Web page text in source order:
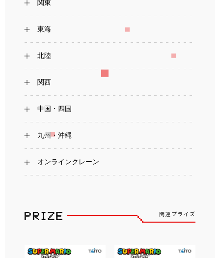
関東
東海
北陸
関西
中国・四国
九州・沖縄
オンラインクレーン
関連プライズ